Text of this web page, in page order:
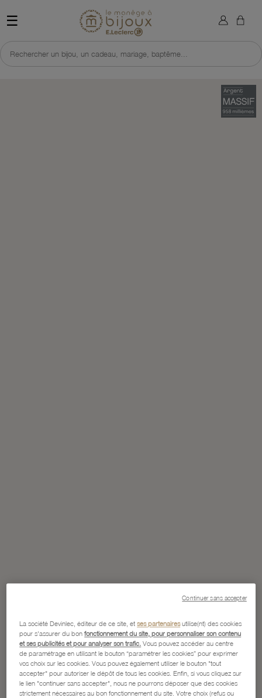
☰ Retour à l'accueil du site
Rechercher un bijou, un cadeau, mariage, baptême...
×
La société Devinlec, éditeur de ce site, etses partenairesutilise(nt) des cookies
pour s'assurer du bonfonctionnement du site, pour personnaliser son contenu
et ses publicités et pour analyser son trafic. Vous pouvez accéder au centre
de paramétrage en utilisant le bouton “paramétrer les cookies” pour exprimer
vos choix sur les cookies. Vous pouvez également utiliser le bouton "tout
accepter" pour autoriser le dépôt de tous les cookies. Enfin, si vous cliquez sur
le lien "continuer sans accepter", nous ne pourrons déposer que des cookies
strictement nécessaires au bon fonctionnement du site. Votre choix (refus ou
Continuer sans accepter